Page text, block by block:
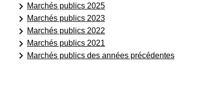
keyboard_arrow_right Marchés publics 2025
keyboard_arrow_right Marchés publics 2023
keyboard_arrow_right Marchés publics 2022
keyboard_arrow_right Marchés publics 2021
keyboard_arrow_right Marchés publics des années précédentes